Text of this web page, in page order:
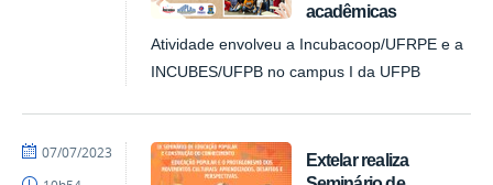
acadêmicas
Atividade envolveu a Incubacoop/UFRPE e a
INCUBES/UFPB no campus I da UFPB
Extelar realiza
por
publicado
07/07/2023